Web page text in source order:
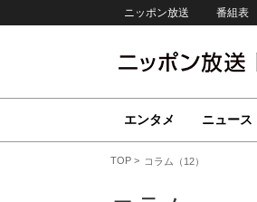
ニッポン放送 番組表
エンタメ ニュース
TOP コラム（12）